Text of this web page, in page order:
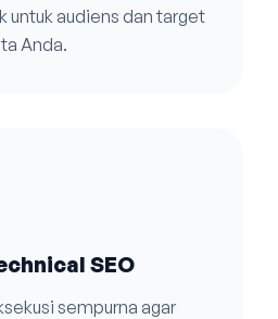
untuk audiens dan target
Anda.
SEO
sempurna agar